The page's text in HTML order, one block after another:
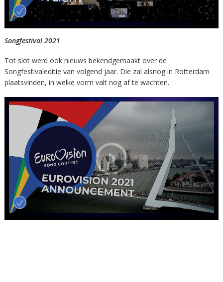
Songfestival 2021
Tot slot werd ook nieuws bekendgemaakt over de
Songfestivaleditie van volgend jaar. Die zal alsnog in Rotterdam
plaatsvinden, in welke vorm valt nog af te wachten.